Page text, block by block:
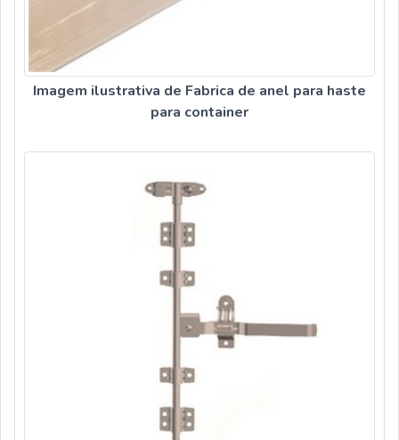
Imagem ilustrativa de Fabrica de anel para haste
para container